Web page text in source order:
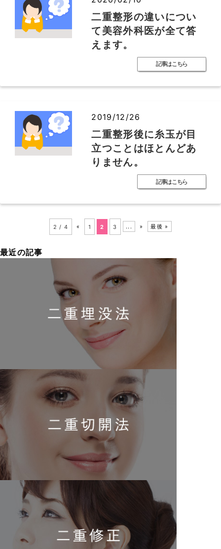
二重整形の違いについ
て美容外科医が全て答
えます。
記事はこちら
2019/12/26
二重整形後に糸玉が目
立つことはほとんどあ
りません。
記事はこちら
2 / 4 « 1 2 3 ... » 最後 »
最近の記事